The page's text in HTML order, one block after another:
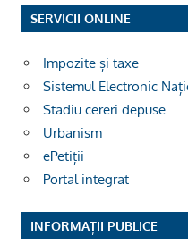
SERVICII ONLINE
Impozite și taxe
Sistemul Electronic
Stadiu cereri depuse
Urbanism
ePetiții
Portal integrat
INFORMAȚII PUBLICE